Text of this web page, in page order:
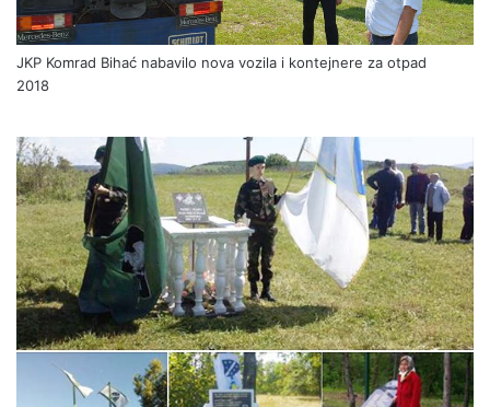
JKP Komrad Bihać nabavilo nova vozila i kontejnere za otpad
2018